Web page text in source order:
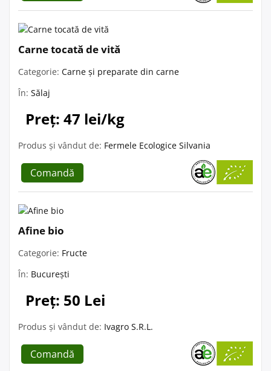
Carne tocată de vită
Categorie: Carne și preparate din carne
În: Sălaj
Preț: 47 lei/kg
Produs și vândut de: Fermele Ecologice Silvania
Comandă
Afine bio
Categorie: Fructe
În: București
Preț: 50 Lei
Produs și vândut de: Ivagro S.R.L.
Comandă